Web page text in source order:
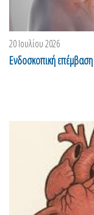
20 Ιουλίου 2026
Ενδοσκοπική